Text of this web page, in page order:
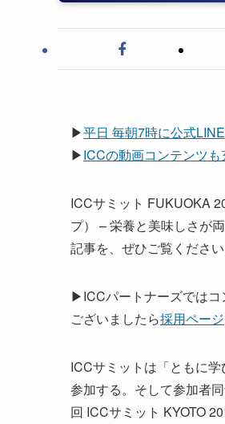
▶平日 毎朝7時に公式
▶ICCの動画コンテンツ
ICCサミット FUKUOKA
プ） – 栄養と美味しさが
記事を、ぜひご覧ください
▶ICCパートナーズではコ
ございましたら採用ページ
ICCサミットは「ともに
参加する。そして参加者
回 ICCサミット KYOTO